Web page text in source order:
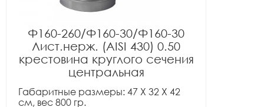
Ф160-260/Ф160-30/Ф160-30
Лист.нерж. (AISI 430) 0.50
крестовина круглого сечения
центральная
Габаритные размеры: 47 X 32 X 42
см, вес 800 гр.